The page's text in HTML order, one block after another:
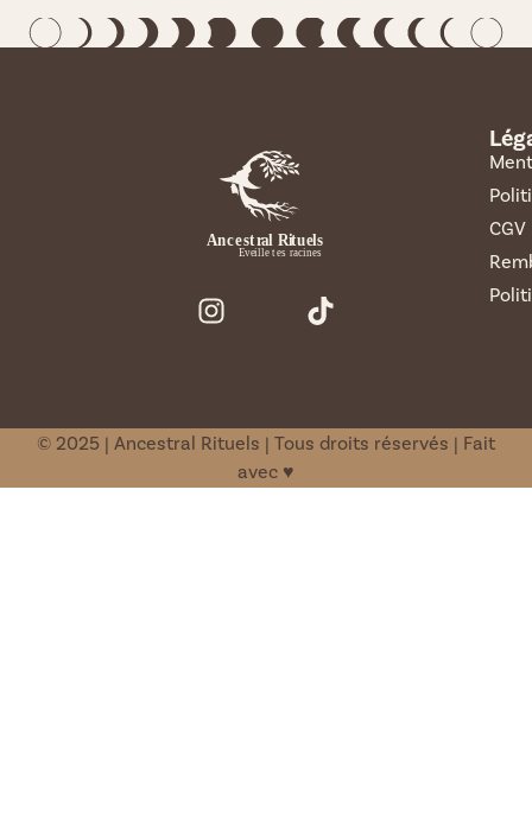
CGV
© 2025 | Ancestral Rituels | Tous droits réservés | Fait
avec ♥